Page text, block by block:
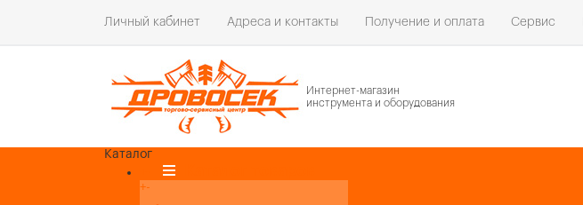
Личный кабинет Адреса и контакты Получение и оплата Сервис
Интернет-магазин
инструмента и оборудования
Каталог
+-